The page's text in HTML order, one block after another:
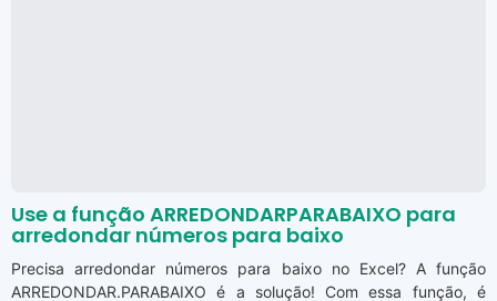
Use a função ARREDONDARPARABAIXO para
arredondar números para baixo
Precisa arredondar números para baixo no Excel? A função
ARREDONDAR.PARABAIXO é a solução! Com essa função, é